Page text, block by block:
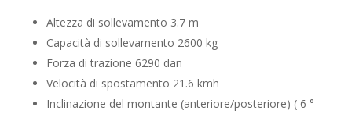
Altezza di sollevamento 3.7 m
Capacità di sollevamento 2600 kg
Forza di trazione 6290 dan
Velocità di spostamento 21.6 kmh
Inclinazione del montante (anteriore/posteriore) ( 6 °